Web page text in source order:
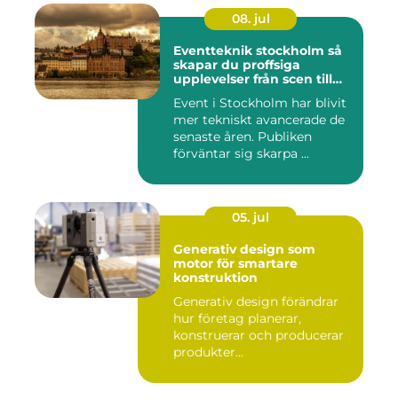
08. jul
Eventteknik stockholm så
skapar du proffsiga
upplevelser från scen till
Event i Stockholm har blivit
mer tekniskt avancerade de
senaste åren. Publiken
förväntar sig skarpa ...
05. jul
Generativ design som
motor för smartare
konstruktion
Generativ design förändrar
hur företag planerar,
konstruerar och producerar
produkter...